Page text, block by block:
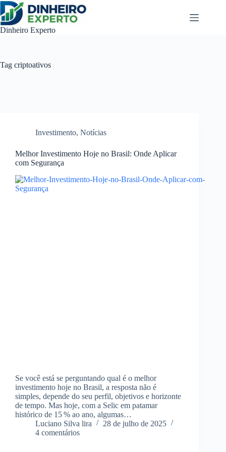
Pular
para
o
conteúdo
Dinheiro Experto
Tag criptoativos
Investimento, Notícias
Melhor Investimento Hoje no Brasil: Onde Aplicar
com Segurança
Se você está se perguntando qual é o melhor
investimento hoje no Brasil, a resposta não é
simples, depende do seu perfil, objetivos e horizonte
de tempo. Mas hoje, com a Selic em patamar
histórico de 15 % ao ano, algumas…
Luciano Silva lira
28 de julho de 2025
4 comentários